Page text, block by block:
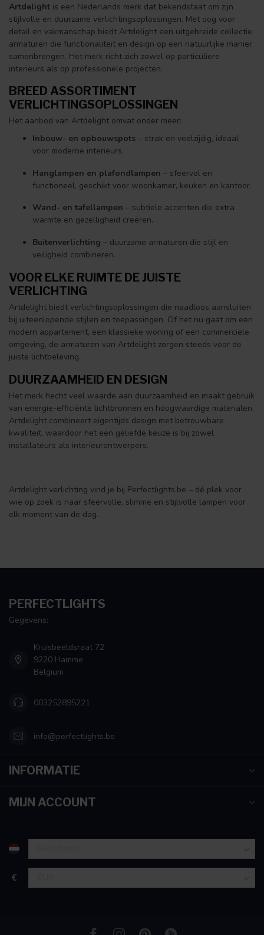
Artdelight is een Nederlands merk dat bekendstaat om zijn
stijlvolle en duurzame verlichtingsoplossingen. Met oog voor
detail en vakmanschap biedt Artdelight een uitgebreide collectie
armaturen die functionaliteit en design op een natuurlijke manier
samenbrengen. Het merk richt zich zowel op particuliere
interieurs als op professionele projecten.
BREED ASSORTIMENT
VERLICHTINGSOPLOSSINGEN
Het aanbod van Artdelight omvat onder meer:
Inbouw- en opbouwspots – strak en veelzijdig, ideaal
voor moderne interieurs.
Hanglampen en plafondlampen – sfeervol en
functioneel, geschikt voor woonkamer, keuken en kantoor.
Wand- en tafellampen – subtiele accenten die extra
warmte en gezelligheid creëren.
Buitenverlichting – duurzame armaturen die stijl en
veiligheid combineren.
VOOR ELKE RUIMTE DE JUISTE
VERLICHTING
Artdelight biedt verlichtingsoplossingen die naadloos aansluiten
bij uiteenlopende stijlen en toepassingen. Of het nu gaat om een
modern appartement, een klassieke woning of een commerciële
omgeving, de armaturen van Artdelight zorgen steeds voor de
juiste lichtbeleving.
DUURZAAMHEID EN DESIGN
Het merk hecht veel waarde aan duurzaamheid en maakt gebruik
van energie-efficiënte lichtbronnen en hoogwaardige materialen.
Artdelight combineert eigentijds design met betrouwbare
kwaliteit, waardoor het een geliefde keuze is bij zowel
installateurs als interieurontwerpers.
Artdelight verlichting vind je bij Perfectlights.be – dé plek voor
wie op zoek is naar sfeervolle, slimme en stijlvolle lampen voor
elk moment van de dag.
PERFECTLIGHTS
Gegevens:
Kruisbeeldsraat 72
9220 Hamme
Belgium
003252895221
info@perfectlights.be
INFORMATIE
MIJN ACCOUNT
€